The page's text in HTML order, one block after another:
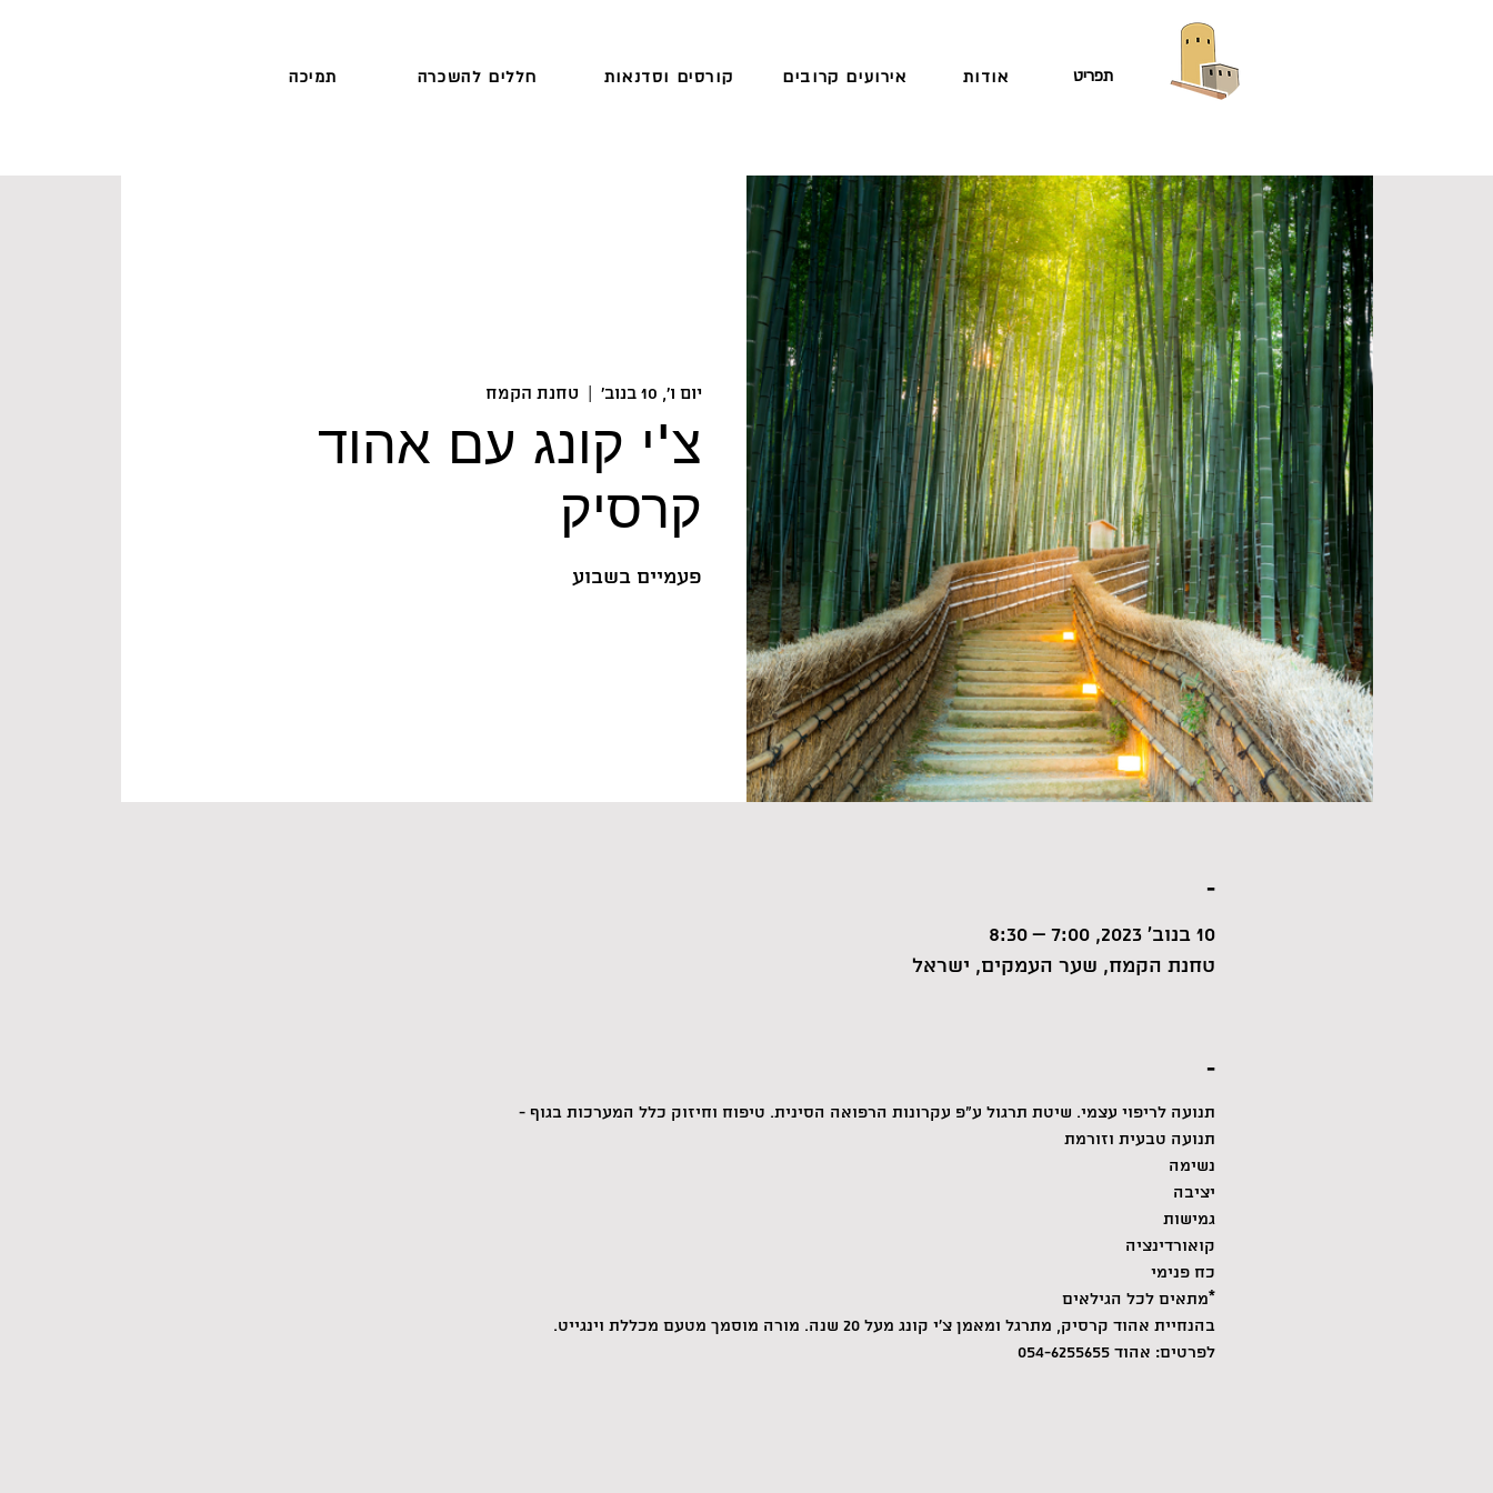
תמיכה חללים להשכרה קורסים וסדנאות אירועים קרובים אודות תפריט
יום ו׳, 10 בנוב׳ טחנת הקמח
צ'י קונג עם אהוד
קרסיק
פעמיים בשבוע
-
10 בנוב׳ 2023, 7:00 – 8:30
טחנת הקמח, שער העמקים, ישראל
-
תנועה לריפוי עצמי. שיטת תרגול ע"פ עקרונות הרפואה הסינית. טיפוח וחיזוק כלל המערכות בגוף -
תנועה טבעית וזורמת
נשימה
יציבה
גמישות
קואורדינציה
כח פנימי
*מתאים לכל הגילאים
בהנחיית אהוד קרסיק, מתרגל ומאמן צ'י קונג מעל 20 שנה. מורה מוסמך מטעם מכללת וינגייט.
לפרטים: אהוד 054-6255655